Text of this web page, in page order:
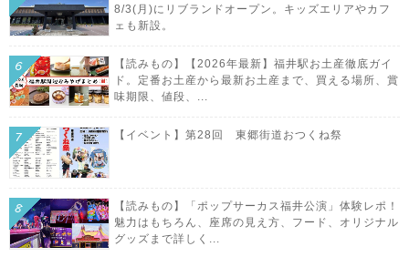
8/3(月)にリブランドオープン。キッズエリアやカフ
ェも新設。
【読みもの】【2026年最新】福井駅お土産徹底ガイ
ド。定番お土産から最新お土産まで、買える場所、賞
味期限、値段、...
【イベント】第28回 東郷街道おつくね祭
【読みもの】「ポップサーカス福井公演」体験レポ！
魅力はもちろん、座席の見え方、フード、オリジナル
グッズまで詳しく...